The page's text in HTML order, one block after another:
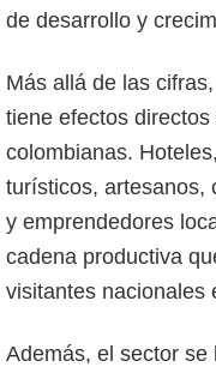
de desarrollo y
Más allá de las
tiene efectos
colombianas.
turísticos, artesanos,
y emprendedores
cadena productiva
visitantes nacionales
Además, el sector se